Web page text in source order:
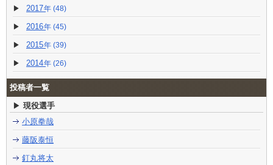
2017 (48)
2016 (45)
2015 (39)
2014 (26)
投稿者一覧
現役選手
小原拳哉
藤阪泰恒
釘丸将太